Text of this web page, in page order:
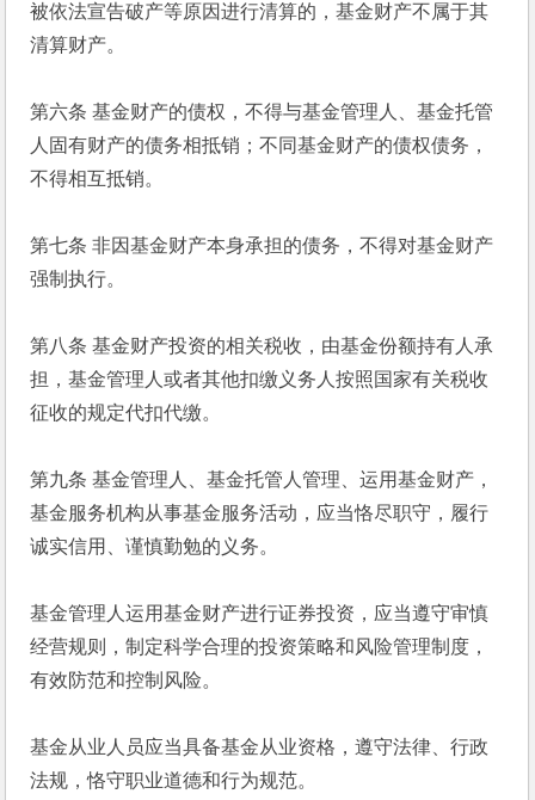
被依法宣告破产等原因进行清算的，基金财产不属于其
清算财产。
第六条 基金财产的债权，不得与基金管理人、基金托管
人固有财产的债务相抵销；不同基金财产的债权债务，
不得相互抵销。
第七条 非因基金财产本身承担的债务，不得对基金财产
强制执行。
第八条 基金财产投资的相关税收，由基金份额持有人承
担，基金管理人或者其他扣缴义务人按照国家有关税收
征收的规定代扣代缴。
第九条 基金管理人、基金托管人管理、运用基金财产，
基金服务机构从事基金服务活动，应当恪尽职守，履行
诚实信用、谨慎勤勉的义务。
基金管理人运用基金财产进行证券投资，应当遵守审慎
经营规则，制定科学合理的投资策略和风险管理制度，
有效防范和控制风险。
基金从业人员应当具备基金从业资格，遵守法律、行政
法规，恪守职业道德和行为规范。